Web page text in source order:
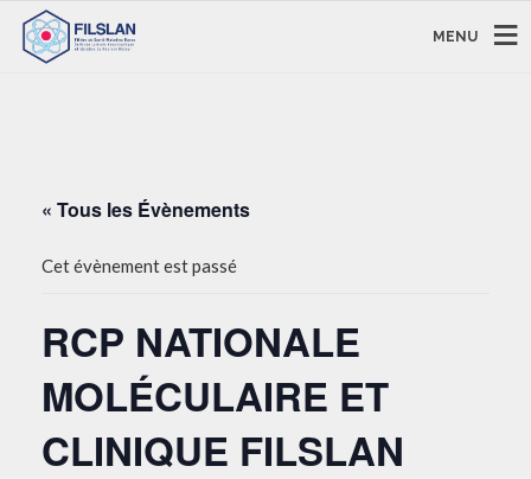
MENU
« Tous les Évènements
Cet évènement est passé
RCP NATIONALE
MOLÉCULAIRE ET
CLINIQUE FILSLAN